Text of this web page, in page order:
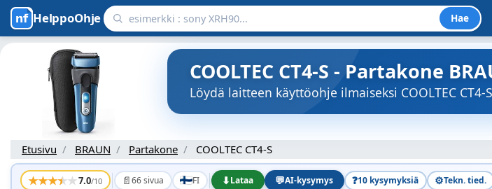
HelppoOhje Hae
COOLTEC CT4-S - Partakone
Löydä laitteen käyttöohje ilmaiseksi COOLTEC CT4-
Etusivu BRAUN Partakone COOLTEC CT4-S
★★★★★7.0/10 📄66 sivua FI ⬇Lataa 💬AI-kysymys ❓10 kysymyksiä ⚙️Tekn. tied.